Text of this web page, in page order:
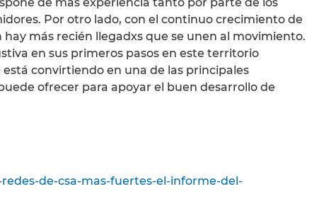
Por otro lado, con el continuo crecimiento de
hay más recién llegadxs que se unen al movimiento.
en sus primeros pasos en este territorio
convirtiendo en una de las principales
ofrecer para apoyar el buen desarrollo de
de-csa-mas-fuertes-el-informe-del-